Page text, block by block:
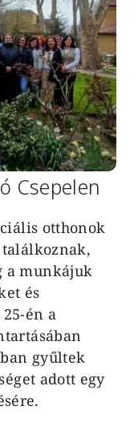
Csepelen
otthonok
találkoznak,
a munkájuk
és
én a
gyűltek
adott egy